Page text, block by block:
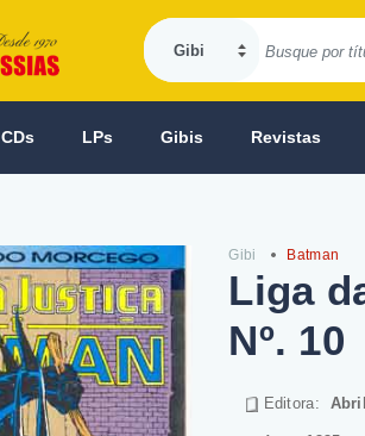
CDs LPs Gibis Revistas
Gibi Batman
Liga
Nº. 10
Editora: Abril